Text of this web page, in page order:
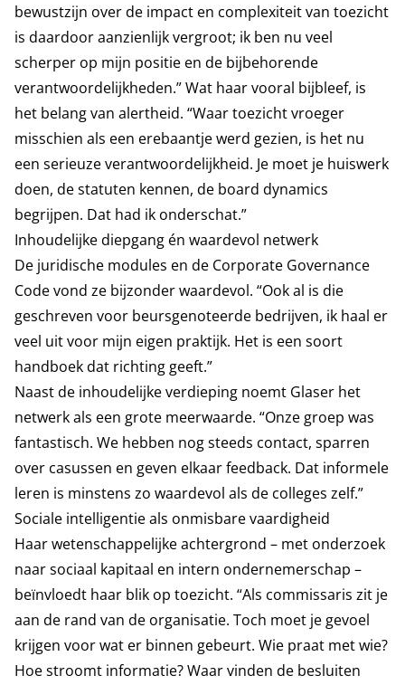
bewustzijn over de impact en complexiteit van toezicht
is daardoor aanzienlijk vergroot; ik ben nu veel
scherper op mijn positie en de bijbehorende
verantwoordelijkheden.” Wat haar vooral bijbleef, is
het belang van alertheid. “Waar toezicht vroeger
misschien als een erebaantje werd gezien, is het nu
een serieuze verantwoordelijkheid. Je moet je huiswerk
doen, de statuten kennen, de board dynamics
begrijpen. Dat had ik onderschat.”
Inhoudelijke diepgang én waardevol netwerk
De juridische modules en de Corporate Governance
Code vond ze bijzonder waardevol. “Ook al is die
geschreven voor beursgenoteerde bedrijven, ik haal er
veel uit voor mijn eigen praktijk. Het is een soort
handboek dat richting geeft.”
Naast de inhoudelijke verdieping noemt Glaser het
netwerk als een grote meerwaarde. “Onze groep was
fantastisch. We hebben nog steeds contact, sparren
over casussen en geven elkaar feedback. Dat informele
leren is minstens zo waardevol als de colleges zelf.”
Sociale intelligentie als onmisbare vaardigheid
Haar wetenschappelijke achtergrond – met onderzoek
naar sociaal kapitaal en intern ondernemerschap –
beïnvloedt haar blik op toezicht. “Als commissaris zit je
aan de rand van de organisatie. Toch moet je gevoel
krijgen voor wat er binnen gebeurt. Wie praat met wie?
Hoe stroomt informatie? Waar vinden de besluiten